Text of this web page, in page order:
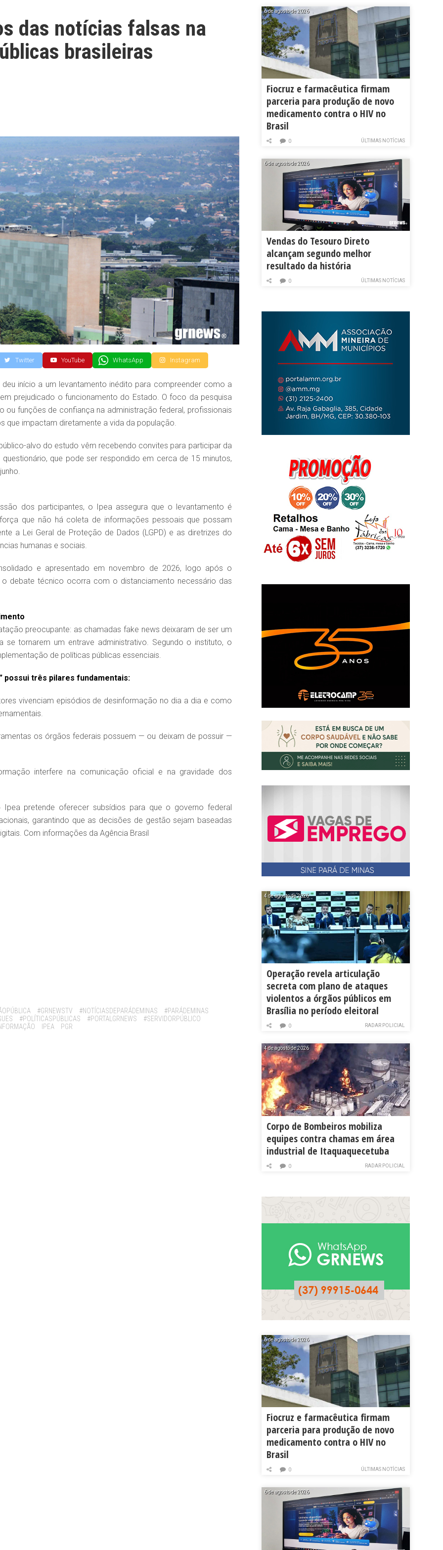
das notícias falsas na
brasileiras
Twitter YouTube WhatsApp Instagram
início a um levantamento inédito para compreender como a
prejudicado o funcionamento do Estado. O foco da pesquisa
funções de confiança na administração federal, profissionais
que impactam diretamente a vida da população.
alvo do estudo vêm recebendo convites para participar da
que pode ser respondido em cerca de 15 minutos,
dos participantes, o Ipea assegura que o levantamento é
que não há coleta de informações pessoais que possam
a Lei Geral de Proteção de Dados (LGPD) e as diretrizes do
humanas e sociais.
e apresentado em novembro de 2026, logo após o
debate técnico ocorra com o distanciamento necessário das
preocupante: as chamadas fake news deixaram de ser um
se tornarem um entrave administrativo. Segundo o instituto, o
de políticas públicas essenciais.
possui três pilares fundamentais:
vivenciam episódios de desinformação no dia a dia e como
os órgãos federais possuem — ou deixam de possuir —
interfere na comunicação oficial e na gravidade dos
pretende oferecer subsídios para que o governo federal
garantindo que as decisões de gestão sejam baseadas
Com informações da Agência Brasil
#GRNEWSTV #NOTÍCIASDEPARÁDEMINAS
#PARÁDEMINAS
#POLÍTICASPÚBLICAS #PORTALGRNEWS
#SERVIDORPÚBLICO
IPEA PGR
6 de agosto de 2026
Fiocruz e farmacêutica firmam
parceria para produção de novo
medicamento contra o HIV no
Brasil
ÚLTIMAS NOTÍCIAS
0
6 de agosto de 2026
Vendas do Tesouro Direto
alcançam segundo melhor
resultado da história
ÚLTIMAS NOTÍCIAS
0
4 de agosto de 2026
Operação revela articulação
secreta com plano de ataques
violentos a órgãos públicos em
Brasília no período eleitoral
RADAR POLICIAL
0
4 de agosto de 2026
Corpo de Bombeiros mobiliza
equipes contra chamas em área
industrial de Itaquaquecetuba
RADAR POLICIAL
0
6 de agosto de 2026
Fiocruz e farmacêutica firmam
parceria para produção de novo
medicamento contra o HIV no
Brasil
ÚLTIMAS NOTÍCIAS
0
6 de agosto de 2026